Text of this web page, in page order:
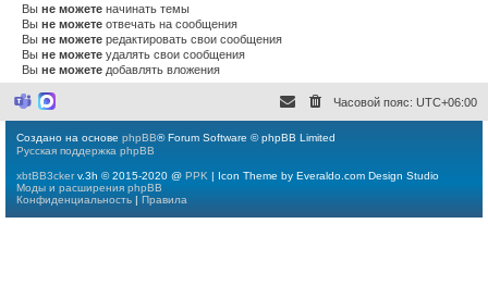
Вы не можете начинать темы
Вы не можете отвечать на сообщения
Вы не можете редактировать свои сообщения
Вы не можете удалять свои сообщения
Вы не можете добавлять вложения
M
r
o
o
f
t
M
Часовой пояс: UTC+06:00
Создано на основе phpBB® Forum Software © phpBB Limited
Русская поддержка phpBB
xbtBB3ckerv.3h © 2015-2020 @ PPK | Icon Theme by Everaldo.com Design Studio
Моды и расширения phpBB
Конфиденциальность | Правила